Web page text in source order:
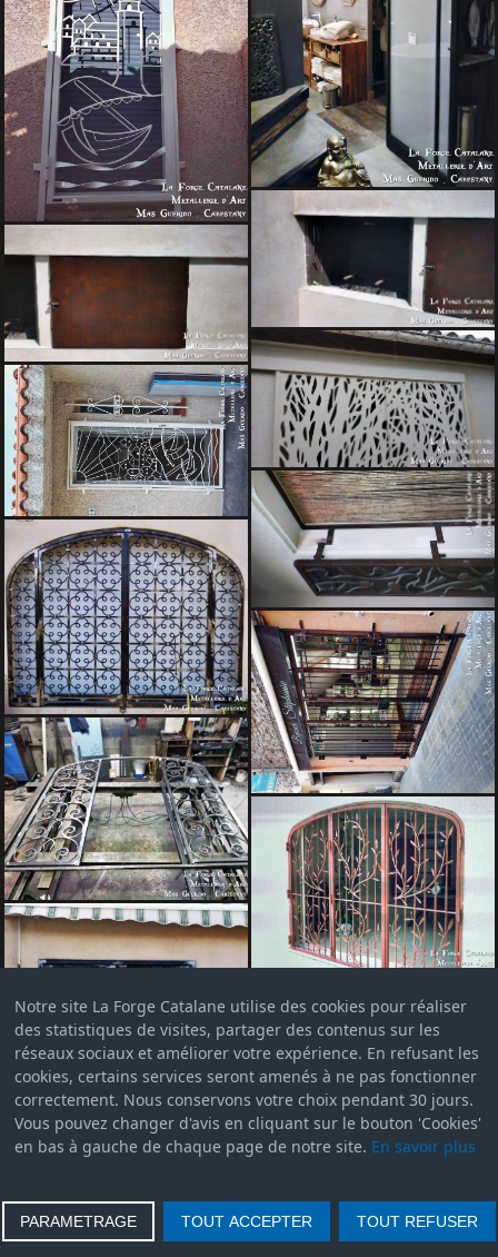
Notre site La Forge Catalane utilise des cookies pour réaliser
des statistiques de visites, partager des contenus sur les
réseaux sociaux et améliorer votre expérience. En refusant les
cookies, certains services seront amenés à ne pas fonctionner
correctement. Nous conservons votre choix pendant 30 jours.
Vous pouvez changer d'avis en cliquant sur le bouton 'Cookies'
en bas à gauche de chaque page de notre site. En savoir plus
PARAMETRAGE TOUT ACCEPTER TOUT REFUSER